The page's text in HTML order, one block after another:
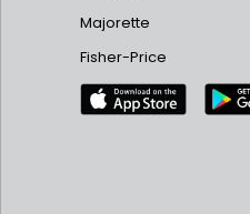
Majorette
Fisher-Price